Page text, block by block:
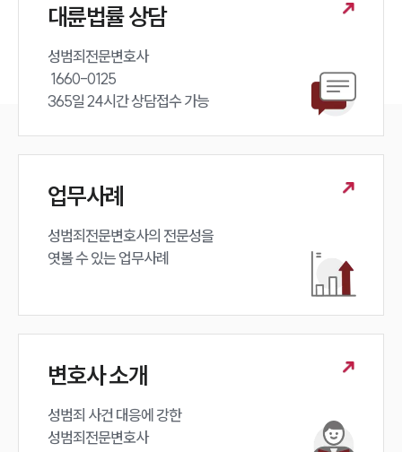
법률 블로그
뉴스레터/브로슈어
대륜법률상담예약
대륜법률 상담
성범죄전문변호사
365일 24시간 상담접수 가능
업무사례
성범죄전문변호사의 전문성을
엿볼 수 있는 업무사례
변호사 소개
성범죄 사건 대응에 강한
성범죄전문변호사